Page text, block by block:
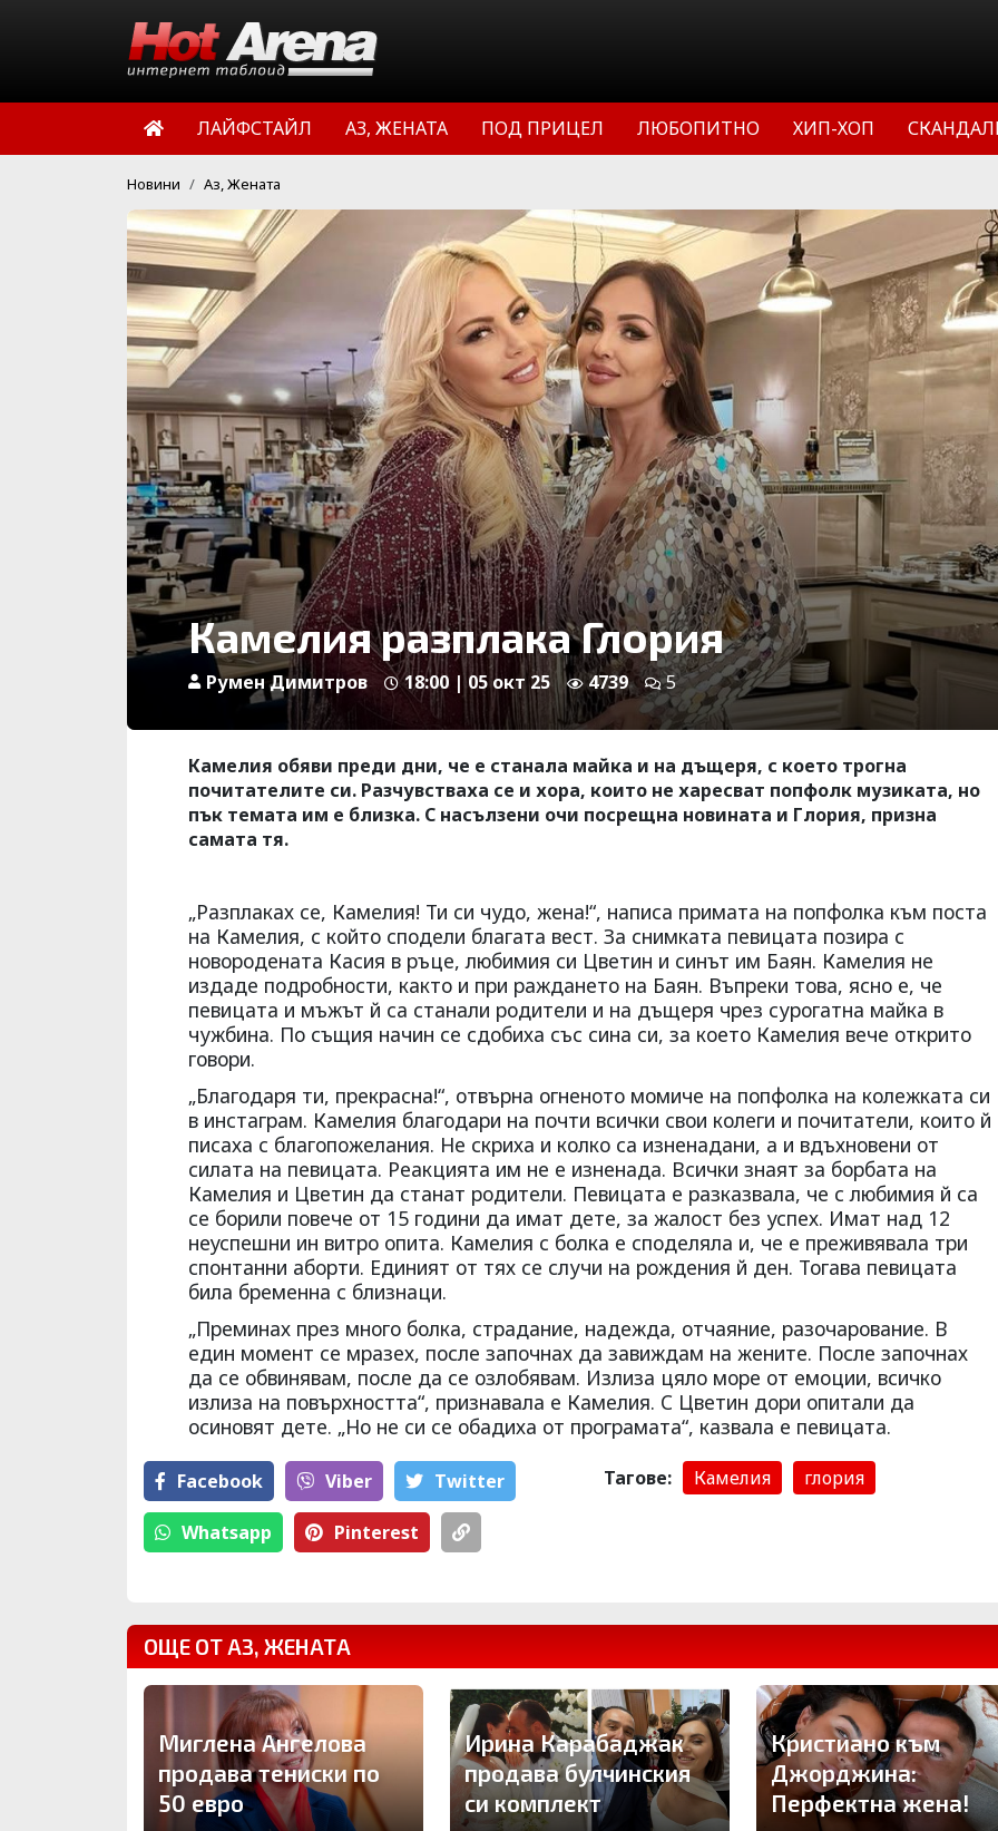
ЛАЙФСТАЙЛ АЗ, ЖЕНАТА ПОД ПРИЦЕЛ ЛЮБОПИТНО ХИП-ХОП
Новини Аз, Жената
Камелия разплака Глория
Румен Димитров 18:00 | 05 окт 25 4739 5
Камелия обяви преди дни, че е станала майка и на дъщеря, с което трогна
почитателите си. Разчувстваха се и хора, които не харесват попфолк музиката, но
пък темата им е близка. С насълзени очи посрещна новината и Глория, призна
самата тя.
„Разплаках се, Камелия! Ти си чудо, жена!“, написа примата на попфолка към поста
на Камелия, с който сподели благата вест. За снимката певицата позира с
новородената Касия в ръце, любимия си Цветин и синът им Баян. Камелия не
издаде подробности, както и при раждането на Баян. Въпреки това, ясно е, че
певицата и мъжът й са станали родители и на дъщеря чрез сурогатна майка в
чужбина. По същия начин се сдобиха със сина си, за което Камелия вече открито
говори.
„Благодаря ти, прекрасна!“, отвърна огненото момиче на попфолка на колежката си
в инстаграм. Камелия благодари на почти всички свои колеги и почитатели, които й
писаха с благопожелания. Не скриха и колко са изненадани, а и вдъхновени от
силата на певицата. Реакцията им не е изненада. Всички знаят за борбата на
Камелия и Цветин да станат родители. Певицата е разказвала, че с любимия й са
се борили повече от 15 години да имат дете, за жалост без успех. Имат над 12
неуспешни ин витро опита. Камелия с болка е споделяла и, че е преживявала три
спонтанни аборти. Единият от тях се случи на рождения й ден. Тогава певицата
била бременна с близнаци.
„Преминах през много болка, страдание, надежда, отчаяние, разочарование. В
един момент се мразех, после започнах да завиждам на жените. После започнах
да се обвинявам, после да се озлобявам. Излиза цяло море от емоции, всичко
излиза на повърхността“, признавала е Камелия. С Цветин дори опитали да
осиновят дете. „Но не си се обадиха от програмата“, казвала е певицата.
Facebook Viber Тwitter
Whatsapp Pinterest
Тагове: Камелия глория
ОЩЕ ОТ АЗ, ЖЕНАТА
Миглена Ангелова
продава тениски по
50 евро
Ирина Карабаджак
продава булчинския
си комплект
Кристиано към
Джорджина:
Перфектна жена!